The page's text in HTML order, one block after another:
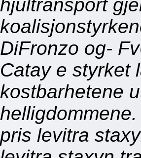
hjultransport
DiFronzo og-
Catay e styrket
kostbarhetene
pris levitra